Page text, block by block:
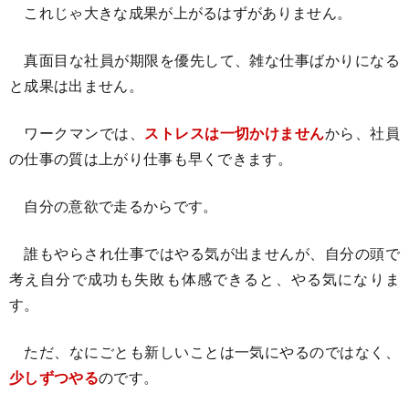
これじゃ大きな成果が上がるはずがありません。
真面目な社員が期限を優先して、雑な仕事ばかりになる
と成果は出ません。
ワークマンでは、 ストレスは一切かけませんから、社員
の仕事の質は上がり仕事も早くできます。
自分の意欲で走るからです。
誰もやらされ仕事ではやる気が出ませんが、自分の頭で
考え自分で成功も失敗も体感できると、やる気になりま
す。
ただ、なにごとも新しいことは一気にやるのではなく、
少しずつやるのです。